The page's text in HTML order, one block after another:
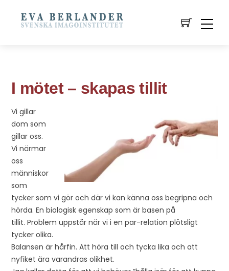
I mötet – skapas tillit
Vi gillar
dom som
gillar oss.
Vi närmar
oss
människor
som
tycker som vi gör och där vi kan känna oss begripna och
hörda. En biologisk egenskap som är basen på
tillit. Problem uppstår när vi i en par-relation plötsligt
tycker olika.
Balansen är hårfin. Att höra till och tycka lika och att
nyfiket ära varandras olikhet.